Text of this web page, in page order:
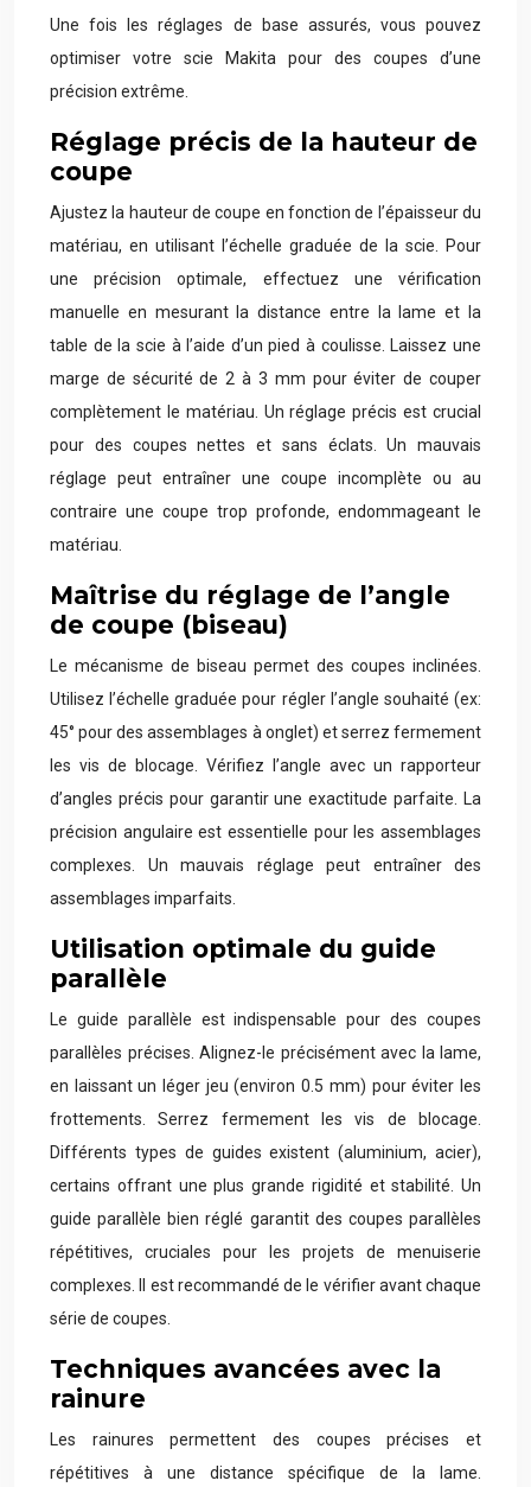
Une fois les réglages de base assurés, vous pouvez
optimiser votre scie Makita pour des coupes d’une
précision extrême.
Réglage précis de la hauteur de
coupe
Ajustez la hauteur de coupe en fonction de l’épaisseur du
matériau, en utilisant l’échelle graduée de la scie. Pour
une précision optimale, effectuez une vérification
manuelle en mesurant la distance entre la lame et la
table de la scie à l’aide d’un pied à coulisse. Laissez une
marge de sécurité de 2 à 3 mm pour éviter de couper
complètement le matériau. Un réglage précis est crucial
pour des coupes nettes et sans éclats. Un mauvais
réglage peut entraîner une coupe incomplète ou au
contraire une coupe trop profonde, endommageant le
matériau.
Maîtrise du réglage de l’angle
de coupe (biseau)
Le mécanisme de biseau permet des coupes inclinées.
Utilisez l’échelle graduée pour régler l’angle souhaité (ex:
45° pour des assemblages à onglet) et serrez fermement
les vis de blocage. Vérifiez l’angle avec un rapporteur
d’angles précis pour garantir une exactitude parfaite. La
précision angulaire est essentielle pour les assemblages
complexes. Un mauvais réglage peut entraîner des
assemblages imparfaits.
Utilisation optimale du guide
parallèle
Le guide parallèle est indispensable pour des coupes
parallèles précises. Alignez-le précisément avec la lame,
en laissant un léger jeu (environ 0.5 mm) pour éviter les
frottements. Serrez fermement les vis de blocage.
Différents types de guides existent (aluminium, acier),
certains offrant une plus grande rigidité et stabilité. Un
guide parallèle bien réglé garantit des coupes parallèles
répétitives, cruciales pour les projets de menuiserie
complexes. Il est recommandé de le vérifier avant chaque
série de coupes.
Techniques avancées avec la
rainure
Les rainures permettent des coupes précises et
répétitives à une distance spécifique de la lame.